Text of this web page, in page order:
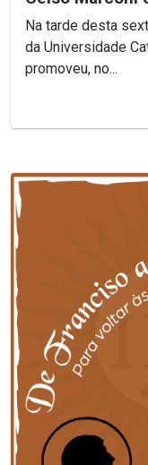
discussões
Na tarde desta
da Universidade
promoveu, no...